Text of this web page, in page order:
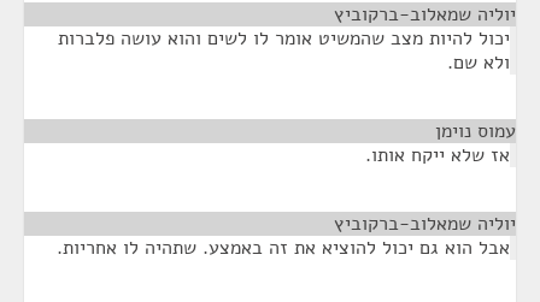
יוליה שמאלוב-ברקוביץ
יכול להיות מצב שהמשיט אומר לו לשים והוא עושה פלברות
ולא שם.
עמוס נוימן
אז שלא ייקח אותו.
יוליה שמאלוב-ברקוביץ
אבל הוא גם יכול להוציא את זה באמצע. שתהיה לו אחריות.